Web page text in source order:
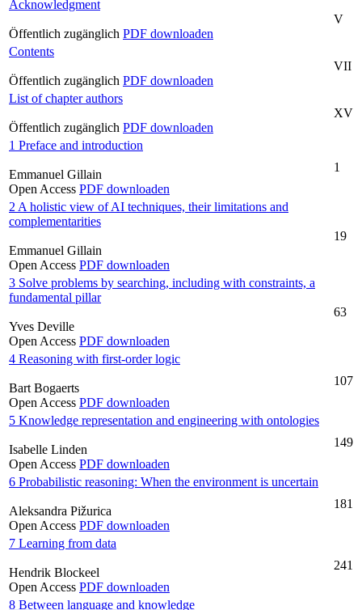
Acknowledgment
Öffentlich zugänglich PDF downloaden
V
Contents
Öffentlich zugänglich PDF downloaden
VII
List of chapter authors
Öffentlich zugänglich PDF downloaden
XV
1 Preface and introduction
Emmanuel Gillain
Open Access PDF downloaden
1
2 A holistic view of AI techniques, their limitations and
complementarities
Emmanuel Gillain
Open Access PDF downloaden
19
3 Solve problems by searching, including with constraints, a
fundamental pillar
Yves Deville
Open Access PDF downloaden
63
4 Reasoning with first-order logic
Bart Bogaerts
Open Access PDF downloaden
107
5 Knowledge representation and engineering with ontologies
Isabelle Linden
Open Access PDF downloaden
149
6 Probabilistic reasoning: When the environment is uncertain
Aleksandra Pižurica
Open Access PDF downloaden
181
7 Learning from data
Hendrik Blockeel
Open Access PDF downloaden
241
8 Between language and knowledge